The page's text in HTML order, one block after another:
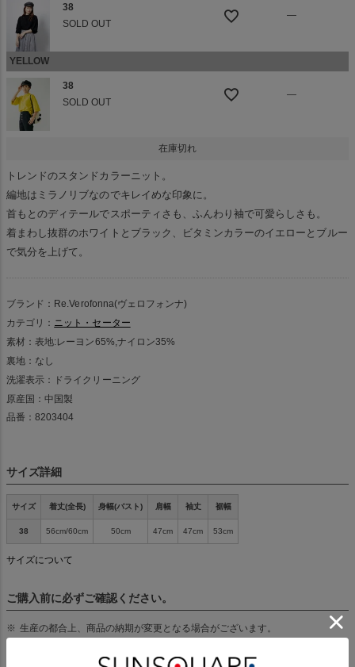
38
SOLD OUT
—
YELLOW
38
SOLD OUT
—
在庫切れ
トレンドのスタンドカラーニット。
編地はミラノリブなのでキレイめな印象に。
首もとのディテールでスポーティさも、ふんわり袖で可愛らしさも。
着まわし抜群のホワイトとブラック、ビタミンカラーのイエローとブルー
で気分を上げて。
ブランド：Re.Verofonna(ヴェロフォンナ)
カテゴリ： ニット・セーター
素材：表地:レーヨン65%,ナイロン35%
裏地：なし
洗濯表示：ドライクリーニング
原産国：中国製
品番：8203404
サイズ詳細
サイズ 着丈(全長) 身幅(バスト) 肩幅 袖丈 裾幅
38 56cm/60cm 50cm 47cm 47cm 53cm
サイズについて
ご購入前に必ずご確認ください。
生産の都合上、商品の納期が変更となる場合がございます。